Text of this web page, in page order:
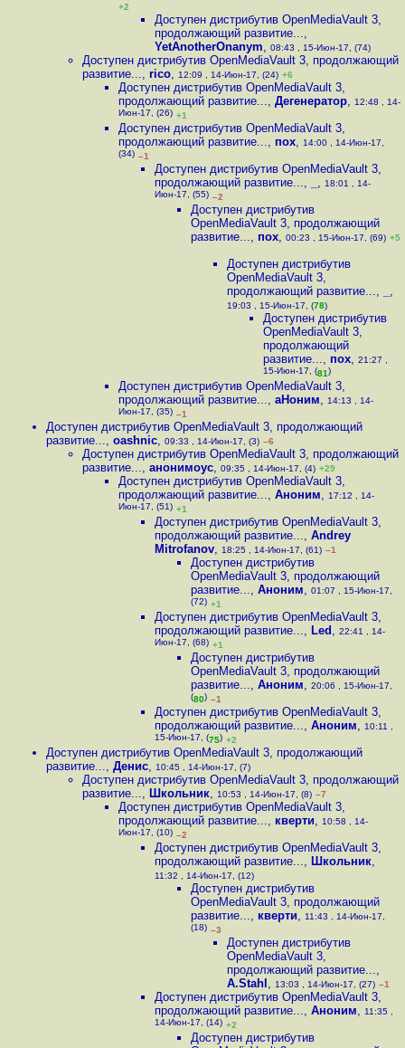
+2
Доступен дистрибутив OpenMediaVault 3,
продолжающий развитие...,
YetAnotherOnanym, 08:43 , 15-Июн-17, (74)
Доступен дистрибутив OpenMediaVault 3, продолжающий
развитие..., rico, 12:09 , 14-Июн-17, (24) +6
Доступен дистрибутив OpenMediaVault 3,
продолжающий развитие..., Дегенератор, 12:48 , 14-
Июн-17, (26) +1
Доступен дистрибутив OpenMediaVault 3,
продолжающий развитие..., пох, 14:00 , 14-Июн-17,
(34) –1
Доступен дистрибутив OpenMediaVault 3,
продолжающий развитие..., , 18:01 , 14-
Июн-17, (55) –2
Доступен дистрибутив
OpenMediaVault 3, продолжающий
развитие..., пох, 00:23 , 15-Июн-17, (69) +5
Доступен дистрибутив
OpenMediaVault 3,
продолжающий развитие..., ,
19:03 , 15-Июн-17, (78)
Доступен дистрибутив
OpenMediaVault 3,
продолжающий
развитие..., пох, 21:27 ,
15-Июн-17, (81)
Доступен дистрибутив OpenMediaVault 3,
продолжающий развитие..., аНоним, 14:13 , 14-
Июн-17, (35) –1
Доступен дистрибутив OpenMediaVault 3, продолжающий
развитие..., oashnic, 09:33 , 14-Июн-17, (3) –6
Доступен дистрибутив OpenMediaVault 3, продолжающий
развитие..., анонимоус, 09:35 , 14-Июн-17, (4) +29
Доступен дистрибутив OpenMediaVault 3,
продолжающий развитие..., Аноним, 17:12 , 14-
Июн-17, (51) +1
Доступен дистрибутив OpenMediaVault 3,
продолжающий развитие..., Andrey
Mitrofanov, 18:25 , 14-Июн-17, (61) –1
Доступен дистрибутив
OpenMediaVault 3, продолжающий
развитие..., Аноним, 01:07 , 15-Июн-17,
(72) +1
Доступен дистрибутив OpenMediaVault 3,
продолжающий развитие..., Led , 22:41 , 14-
Июн-17, (68) +1
Доступен дистрибутив
OpenMediaVault 3, продолжающий
развитие..., Аноним, 20:06 , 15-Июн-17,
(80) –1
Доступен дистрибутив OpenMediaVault 3,
продолжающий развитие..., Аноним, 10:11 ,
15-Июн-17, (75) +2
Доступен дистрибутив OpenMediaVault 3, продолжающий
развитие..., Денис, 10:45 , 14-Июн-17, (7)
Доступен дистрибутив OpenMediaVault 3, продолжающий
развитие..., Школьник, 10:53 , 14-Июн-17, (8) –7
Доступен дистрибутив OpenMediaVault 3,
продолжающий развитие..., кверти, 10:58 , 14-
Июн-17, (10) –2
Доступен дистрибутив OpenMediaVault 3,
продолжающий развитие..., Школьник,
11:32 , 14-Июн-17, (12)
Доступен дистрибутив
OpenMediaVault 3, продолжающий
развитие..., кверти, 11:43 , 14-Июн-17,
(18) –3
Доступен дистрибутив
OpenMediaVault 3,
продолжающий развитие...,
A.Stahl , 13:03 , 14-Июн-17, (27) –1
Доступен дистрибутив OpenMediaVault 3,
продолжающий развитие..., Аноним, 11:35 ,
14-Июн-17, (14) +2
Доступен дистрибутив